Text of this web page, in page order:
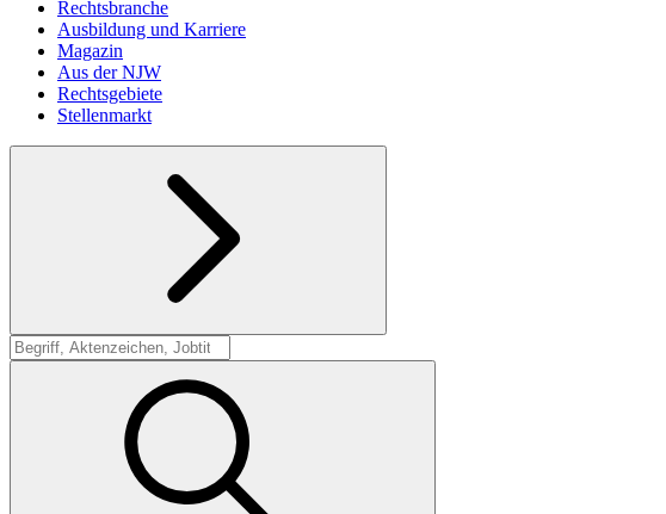
Rechtsbranche
Ausbildung und Karriere
Magazin
Aus der NJW
Rechtsgebiete
Stellenmarkt
Suche